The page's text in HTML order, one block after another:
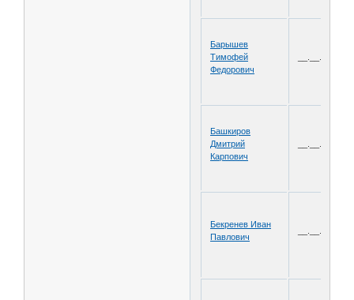
Барышев
Тимофей
Федорович
Башкиров
Дмитрий
Карпович
Бекренев Иван
Павлович